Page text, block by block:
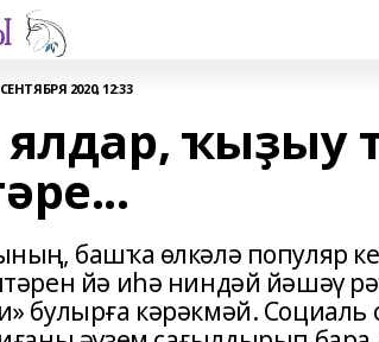
2020, 12:33
ҡыҙыу
башҡа өлкәлә популяр
йә иһә ниндәй йәшәү
булырға кәрәкмәй. Социаль